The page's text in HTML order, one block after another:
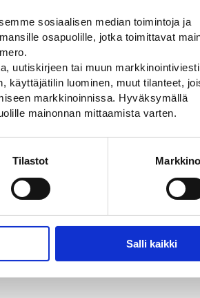
sosiaalisen median toimintoja ja
osapuolille, jotka toimittavat
uutiskirjeen tai muun
käyttäjätilin luominen, muut tilanteet,
markkinoinnissa. Hyväksymällä
mainonnan mittaamista varten.
Tilastot
Salli kaikki
Vilkun
Kiinnitä